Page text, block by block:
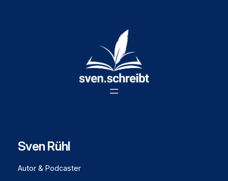
Sven Rühl
Autor & Podcaster